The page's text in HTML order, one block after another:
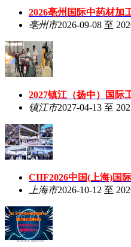
2026亳州国际中药材加
亳州市2026-09-08 至
2027镇江（扬中）国际
镇江市2027-04-13 至
CIIF2026中国(上海)国
上海市2026-10-12 至